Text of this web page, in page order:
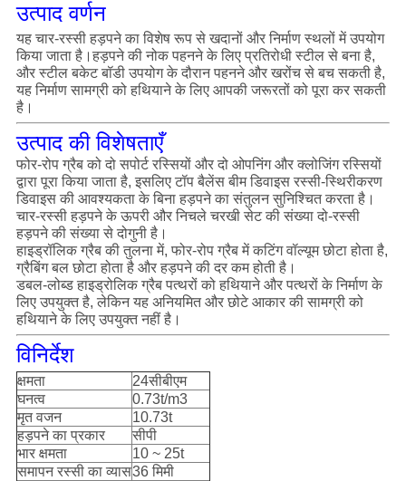
उत्पाद वर्णन
यह चार-रस्सी हड़पने का विशेष रूप से खदानों और निर्माण स्थलों में उपयोग
किया जाता है।हड़पने की नोक पहनने के लिए प्रतिरोधी स्टील से बना है,
और स्टील बकेट बॉडी उपयोग के दौरान पहनने और खरोंच से बच सकती है,
यह निर्माण सामग्री को हथियाने के लिए आपकी जरूरतों को पूरा कर सकती
है।
उत्पाद की विशेषताएँ
फोर-रोप ग्रैब को दो सपोर्ट रस्सियों और दो ओपनिंग और क्लोजिंग रस्सियों
द्वारा पूरा किया जाता है, इसलिए टॉप बैलेंस बीम डिवाइस रस्सी-स्थिरीकरण
डिवाइस की आवश्यकता के बिना हड़पने का संतुलन सुनिश्चित करता है।
चार-रस्सी हड़पने के ऊपरी और निचले चरखी सेट की संख्या दो-रस्सी
हड़पने की संख्या से दोगुनी है।
हाइड्रॉलिक ग्रैब की तुलना में, फोर-रोप ग्रैब में कटिंग वॉल्यूम छोटा होता है,
ग्रैबिंग बल छोटा होता है और हड़पने की दर कम होती है।
डबल-लोब्ड हाइड्रोलिक ग्रैब पत्थरों को हथियाने और पत्थरों के निर्माण के
लिए उपयुक्त है, लेकिन यह अनियमित और छोटे आकार की सामग्री को
हथियाने के लिए उपयुक्त नहीं है।
विनिर्देश
क्षमता
24सीबीएम
घनत्व
0.73t/m3
मृत वजन
10.73t
हड़पने का प्रकार
सीपी
भार क्षमता
10 ~ 25t
समापन रस्सी का व्यास36 मिमी